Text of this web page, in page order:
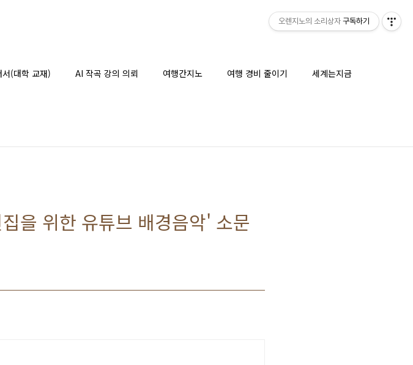
(대학 교재) AI 작곡 강의 의뢰 여행간지노 여행 경비 줄이기 세계는지금
을 위한 유튜브 배경음악' 소문
오렌지노의 소리상자 구독하기